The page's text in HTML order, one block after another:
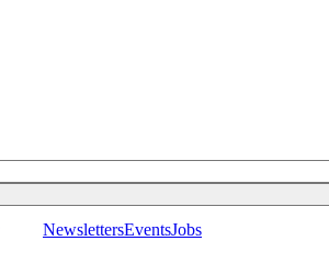
NewslettersEventsJobs